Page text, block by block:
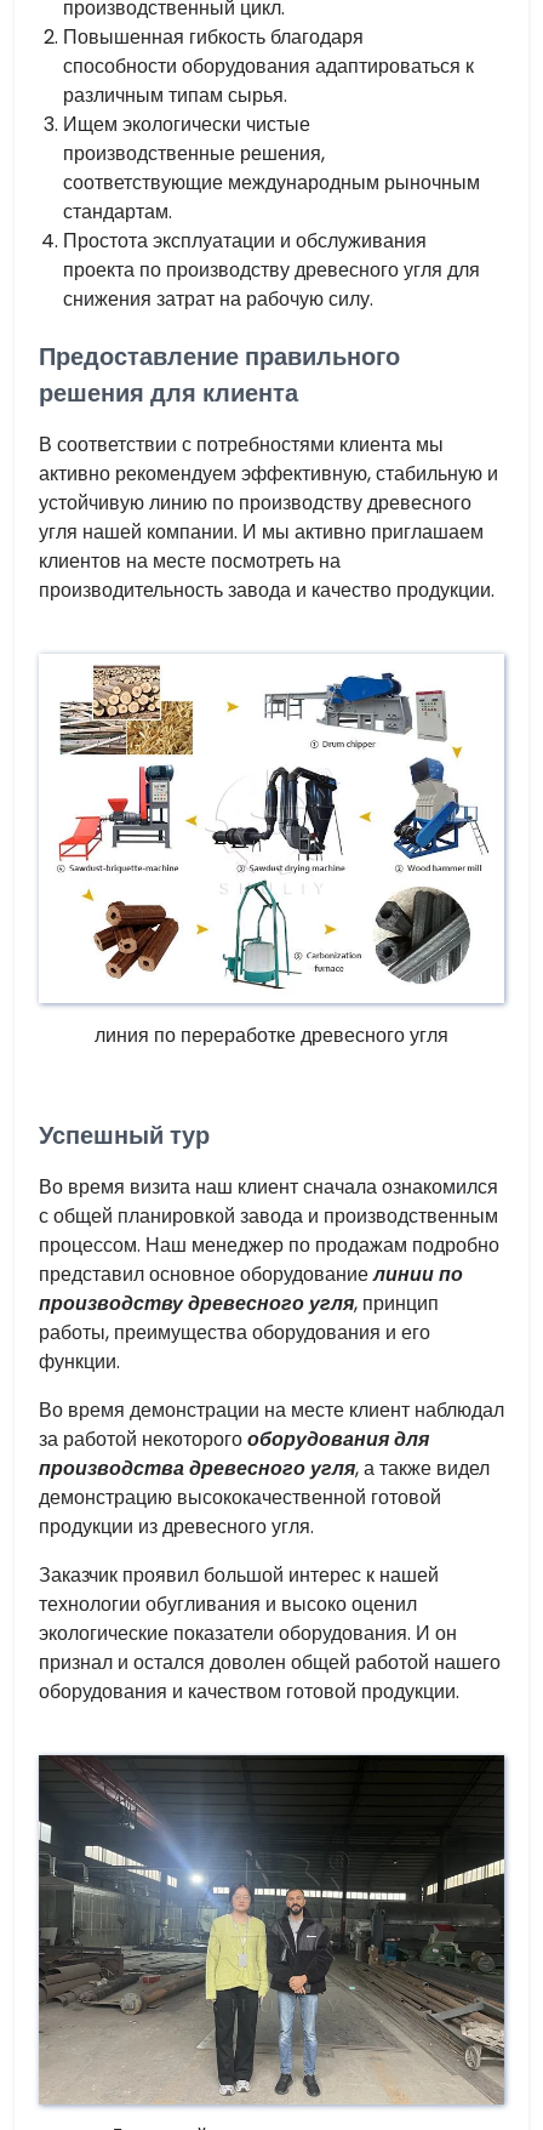
производственный цикл.
Повышенная гибкость благодаря
способности оборудования адаптироваться к
различным типам сырья.
Ищем экологически чистые
производственные решения,
соответствующие международным рыночным
стандартам.
Простота эксплуатации и обслуживания
проекта по производству древесного угля для
снижения затрат на рабочую силу.
Предоставление правильного
решения для клиента
В соответствии с потребностями клиента мы
активно рекомендуем эффективную, стабильную и
устойчивую линию по производству древесного
угля нашей компании. И мы активно приглашаем
клиентов на месте посмотреть на
производительность завода и качество продукции.
линия по переработке древесного угля
Успешный тур
Во время визита наш клиент сначала ознакомился
с общей планировкой завода и производственным
процессом. Наш менеджер по продажам подробно
представил основное оборудованиелинии по
производству древесного угля, принцип
работы, преимущества оборудования и его
функции.
Во время демонстрации на месте клиент наблюдал
за работой некоторогооборудования для
производства древесного угля, а также видел
демонстрацию высококачественной готовой
продукции из древесного угля.
Заказчик проявил большой интерес к нашей
технологии обугливания и высоко оценил
экологические показатели оборудования. И он
признал и остался доволен общей работой нашего
оборудования и качеством готовой продукции.